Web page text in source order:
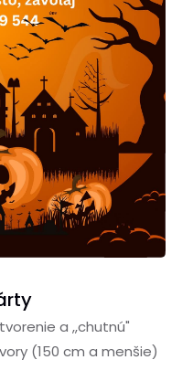
a ,,chutnú"
(150 cm a menšie)